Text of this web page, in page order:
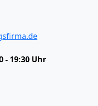
- 19:30 Uhr